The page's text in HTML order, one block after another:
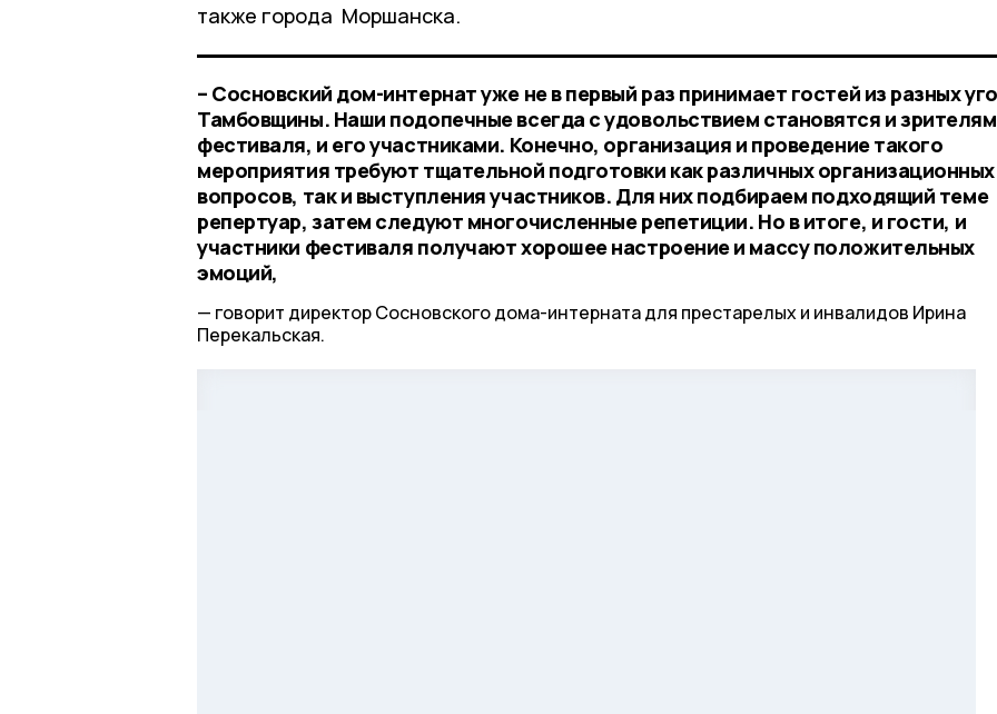
также города Моршанска.
– Сосновский дом-интернат уже не в первый раз принимает гостей из разных
Тамбовщины. Наши подопечные всегда с удовольствием становятся и
фестиваля, и его участниками. Конечно, организация и проведение такого
мероприятия требуют тщательной подготовки как различных организационных
вопросов, так и выступления участников. Для них подбираем подходящий теме
репертуар, затем следуют многочисленные репетиции. Но в итоге, и гости, и
участники фестиваля получают хорошее настроение и массу положительных
эмоций,
говорит директор Сосновского дома-интерната для престарелых и инвалидов Ирина
Перекальская.